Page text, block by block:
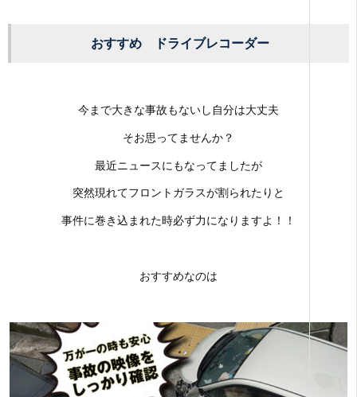
おすすめ ドライブレコーダー
今まで大きな事故もないし自分は大丈夫
そお思ってませんか？
最近ニュースにもなってましたが
突然現れてフロントガラスが割られたりと
事件に巻き込まれた時必ず力になりますよ！！
おすすめなのは